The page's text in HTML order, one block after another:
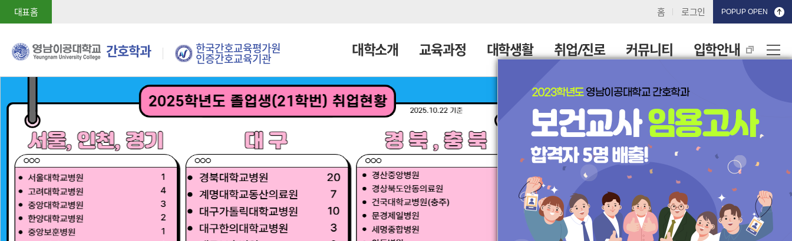
대표홈 홈 로그인 POPUP OPEN
간호학과 한국간호교육평가원
인증간호교육기관 대학소개 교육과정 대학생활 취업/진로 커뮤니티 입학안내